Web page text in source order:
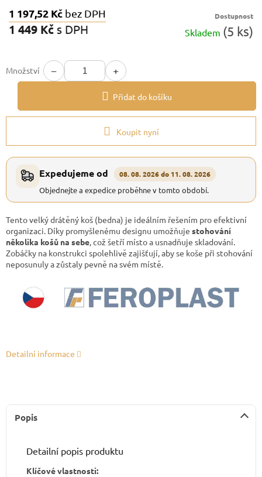
1 197,52 Kč bez DPH
1 449 Kč s DPH
Dostupnost
Skladem (5 ks)
Množství − +
Přidat do košíku
Koupit nyní
Expedujeme od 08. 08. 2026 do 11. 08. 2026
Objednejte a expedice proběhne v tomto období.
Tento velký drátěný koš (bedna) je ideálním řešením pro efektivní
organizaci. Díky promyšlenému designu umožňuje stohování
několika košů na sebe, což šetří místo a usnadňuje skladování.
Zobáčky na konstrukci spolehlivě zajišťují, aby se koše při stohování
neposunuly a zůstaly pevně na svém místě.
Detailní informace
Popis
Detailní popis produktu
Klíčové vlastnosti: